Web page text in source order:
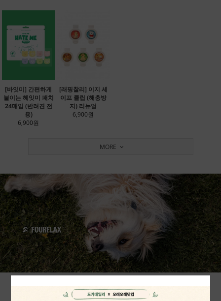
[바잇미] 간편하게
붙이는 헤잇미 패치
24매입 (반려견 전
용)
6,900원
[래핑찰리] 이지 세
이프 클립 (해충방
지) 리뉴얼
6,900원
MORE
VEGAN